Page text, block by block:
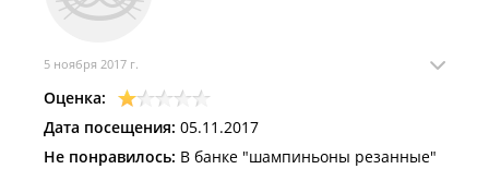
5 ноября 2017 г.
Оценка:
Дата посещения: 05.11.2017
Не понравилось: В банке "шампиньоны резанные"